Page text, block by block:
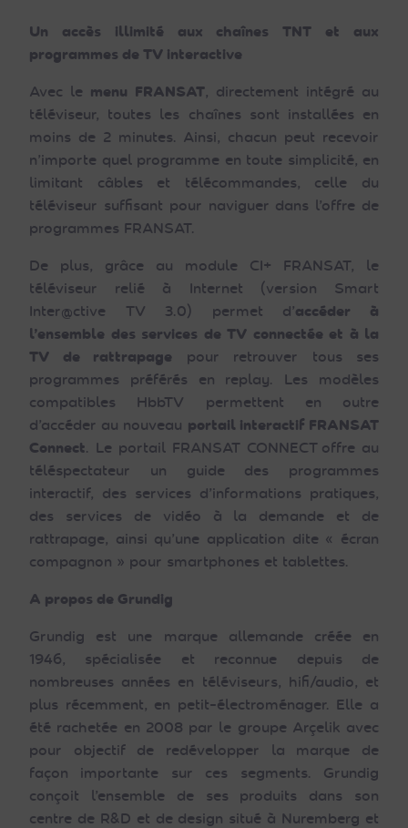
Un accès illimité aux chaînes TNT et aux
programmes de TV interactive
Avec le menu FRANSAT, directement intégré au
téléviseur, toutes les chaînes sont installées en
moins de 2 minutes. Ainsi, chacun peut recevoir
n’importe quel programme en toute simplicité, en
limitant câbles et télécommandes, celle du
téléviseur suffisant pour naviguer dans l’offre de
programmes FRANSAT.
De plus, grâce au module CI+ FRANSAT, le
téléviseur relié à Internet (version Smart
Inter@ctive TV 3.0) permet d’accéder à
l’ensemble des services de TV connectée et à la
TV de rattrapage pour retrouver tous ses
programmes préférés en replay. Les modèles
compatibles HbbTV permettent en outre
d’accéder au nouveau portail interactif FRANSAT
Connect. Le portail FRANSAT CONNECT offre au
téléspectateur un guide des programmes
interactif, des services d’informations pratiques,
des services de vidéo à la demande et de
rattrapage, ainsi qu’une application dite « écran
compagnon » pour smartphones et tablettes.
A propos de Grundig
Grundig est une marque allemande créée en
1946, spécialisée et reconnue depuis de
nombreuses années en téléviseurs, hifi/audio, et
plus récemment, en petit-électroménager. Elle a
été rachetée en 2008 par le groupe Arçelik avec
pour objectif de redévelopper la marque de
façon importante sur ces segments. Grundig
conçoit l’ensemble de ses produits dans son
centre de R&D et de design situé à Nuremberg et